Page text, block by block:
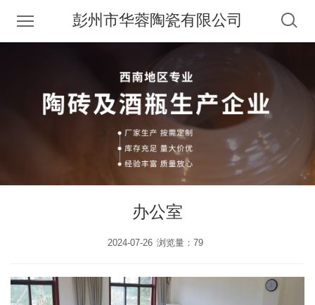
彭州市华蓉陶瓷有限公司
办公室
2024-07-26 浏览量：79